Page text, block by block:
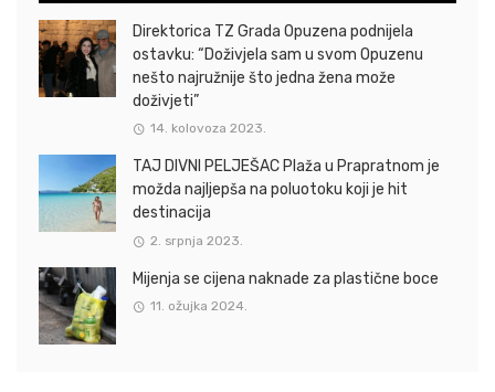
Direktorica TZ Grada Opuzena podnijela
ostavku: “Doživjela sam u svom Opuzenu
nešto najružnije što jedna žena može
doživjeti”
14. kolovoza 2023.
TAJ DIVNI PELJEŠAC Plaža u Prapratnom je
možda najljepša na poluotoku koji je hit
destinacija
2. srpnja 2023.
Mijenja se cijena naknade za plastične boce
11. ožujka 2024.